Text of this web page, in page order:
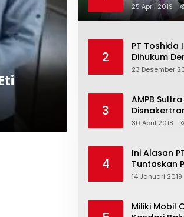
25 April 2019
2
PT Toshida
Dihukum
atas
23 Desember
3
AMPB
Sweeping
30 April 2018
4
Ini Alasan
Tuntaskan
Bombana
14 Januari 2019
Miliki Mobil